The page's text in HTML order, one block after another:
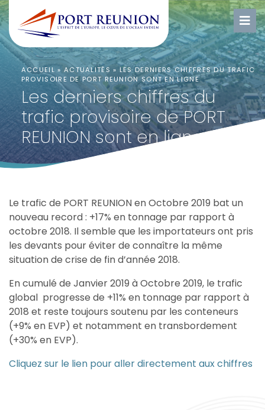
ACCUEIL » ACTUALITÉS » LES DERNIERS CHIFFRES DU TRAFIC
PROVISOIRE DE PORT REUNION SONT EN LIGNE
Les derniers chiffres du
trafic provisoire de PORT
REUNION sont en ligne
Le trafic de PORT REUNION en Octobre 2019 bat un
nouveau record : +17% en tonnage par rapport à
octobre 2018. Il semble que les importateurs ont pris
les devants pour éviter de connaître la même
situation de crise de fin d’année 2018.
En cumulé de Janvier 2019 à Octobre 2019, le trafic
global progresse de +11% en tonnage par rapport à
2018 et reste toujours soutenu par les conteneurs
(+9% en EVP) et notamment en transbordement
(+30% en EVP).
Cliquez sur le lien pour aller directement aux chiffres